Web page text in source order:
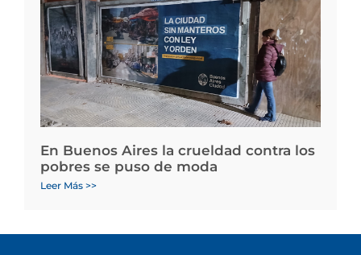
En Buenos Aires la crueldad contra los
pobres se puso de moda
Leer Más >>